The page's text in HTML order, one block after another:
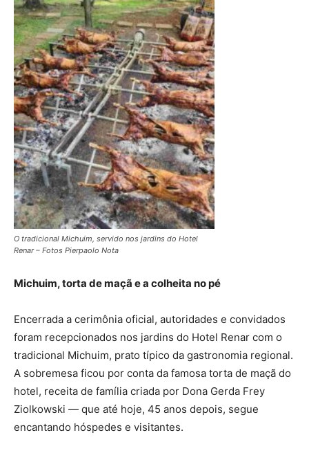
O tradicional Michuim, servido nos jardins do Hotel
Renar – Fotos Pierpaolo Nota
Michuim, torta de maçã e a colheita no pé
Encerrada a cerimônia oficial, autoridades e convidados
foram recepcionados nos jardins do Hotel Renar com o
tradicional Michuim, prato típico da gastronomia regional.
A sobremesa ficou por conta da famosa torta de maçã do
hotel, receita de família criada por Dona Gerda Frey
Ziolkowski — que até hoje, 45 anos depois, segue
encantando hóspedes e visitantes.